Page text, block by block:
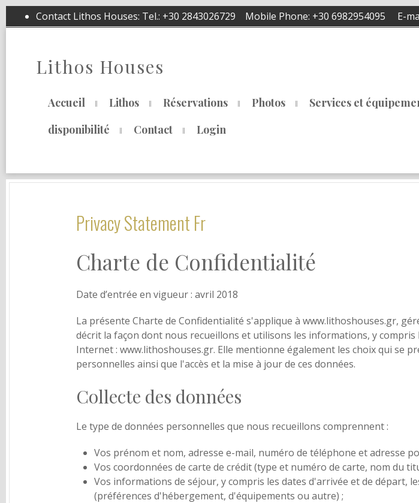
Contact Lithos Houses: Tel.: +30 2843026729 Mobile Phone: +30 6982954095 E-
Lithos Houses
Accueil Lithos Réservations Photos Services et
disponibilité
Contact Login
Privacy Statement Fr
Charte de Confidentialité
Date d’entrée en vigueur : avril 2018
La présente Charte de Confidentialité s'applique à www.lithoshouses.gr,
décrit la façon dont nous recueillons et utilisons les informations, y
Internet : www.lithoshouses.gr. Elle mentionne également les choix qui se
personnelles ainsi que l'accès et la mise à jour de ces données.
Collecte des données
Le type de données personnelles que nous recueillons comprennent :
Vos prénom et nom, adresse e-mail, numéro de téléphone et adresse
Vos coordonnées de carte de crédit (type et numéro de carte, nom du
Vos informations de séjour, y compris les dates d'arrivée et de départ,
(préférences d'hébergement, d'équipements ou autre) ;